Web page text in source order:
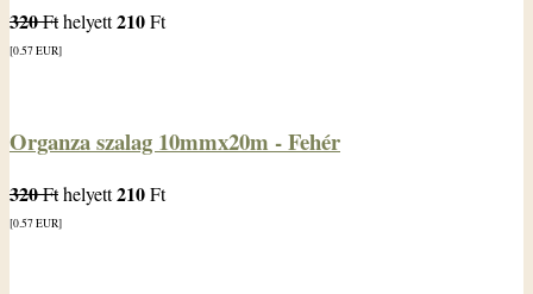
320Fthelyett210Ft
[0.57EUR]
Organza szalag 10mmx20m - Fehér
320Fthelyett210Ft
[0.57EUR]